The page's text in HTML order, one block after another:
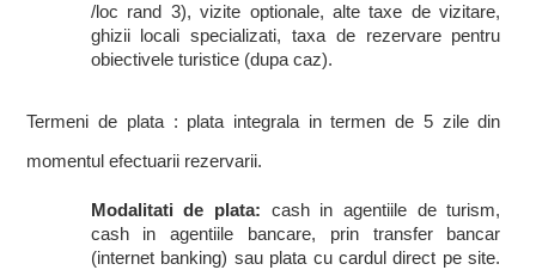
/loc rand 3), vizite optionale, alte taxe de vizitare,
ghizii locali specializati, taxa de rezervare pentru
obiectivele turistice (dupa caz).
Termeni de plata : plata integrala in termen de 5 zile din
momentul efectuarii rezervarii.
Modalitati de plata: cash in agentiile de turism,
cash in agentiile bancare, prin transfer bancar
(internet banking) sau plata cu cardul direct pe site.